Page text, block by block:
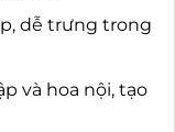
dễ trưng trong
và hoa nội, tạo